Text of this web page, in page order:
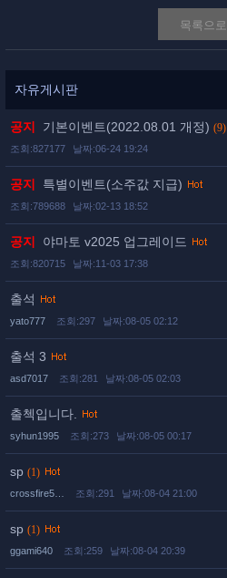
목록으로
자유게시판
공지 기본이벤트(2022.08.01 개정) (9)
조회:827177 날짜:06-24 19:24
공지 특별이벤트(소주값 지급)
조회:789688 날짜:02-13 18:52
공지 야마토 v2025 업그레이드
조회:820715 날짜:11-03 17:38
출석
yato777 조회:297 날짜:08-05 02:12
출석 3
asd7017 조회:281 날짜:08-05 02:03
출첵입니다.
syhun1995 조회:273 날짜:08-05 00:17
sp (1)
crossfire5… 조회:291 날짜:08-04 21:00
sp (1)
ggami640 조회:259 날짜:08-04 20:39